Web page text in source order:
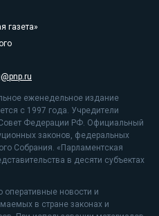
газета»
еженедельное издание
с 1997 года. Учредители
Федерации РФ. Официальный
законов, федеральных
Собрания. «Парламентская
в десяти субъектах
оперативные новости и
в стране законах и